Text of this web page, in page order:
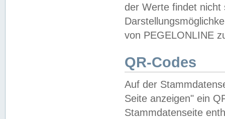
der Werte findet
von PEGELONLINE
QR-Codes
Auf der
Seite anzeigen" ein
Stammdatenseite